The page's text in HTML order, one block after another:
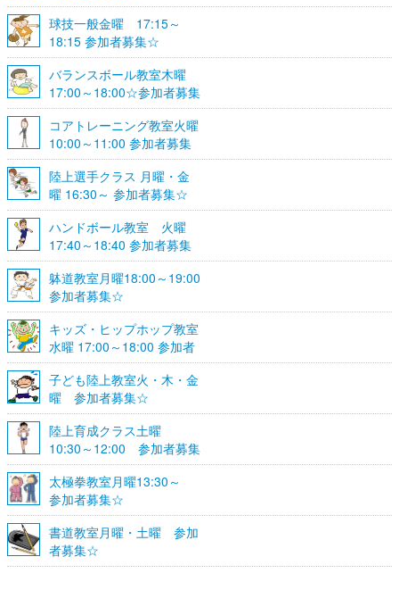
球技一般金曜 17:15～
18:15 参加者募集☆
バランスボール教室木曜
17:00～18:00☆参加者募集
☆
コアトレーニング教室火曜
10:00～11:00 参加者募集
陸上選手クラス 月曜・金
曜 16:30～ 参加者募集☆
ハンドボール教室 火曜
17:40～18:40 参加者募集
☆
躰道教室月曜18:00～19:00
参加者募集☆
キッズ・ヒップホップ教室
水曜 17:00～18:00 参加者
募集☆
子ども陸上教室火・木・金
曜 参加者募集☆
陸上育成クラス土曜
10:30～12:00 参加者募集
☆
太極拳教室月曜13:30～
参加者募集☆
書道教室月曜・土曜 参加
者募集☆